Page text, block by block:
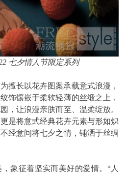
七夕情人节限定系列
擅长以花卉图案承载意式浪漫，
饰镶嵌于柔软轻薄的丝缎之上，
，让浪漫亲肤而至、温柔绽放。
是将意式经典花卉元素与形如炽
经意间将七夕之情，铺洒于丝绸
象征着坚实而美好的爱情。“人